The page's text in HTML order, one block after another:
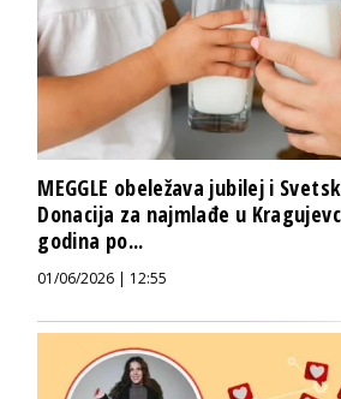
MEGGLE obeležava jubilej i
Donacija za najmlađe u
godina po...
01/06/2026 | 12:55